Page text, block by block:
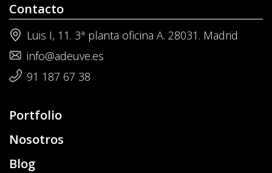
Contacto
Luis I, 11. 3ª planta oficina A. 28031. Madrid
info@adeuve.es
91 187 67 38
Portfolio
Nosotros
Blog